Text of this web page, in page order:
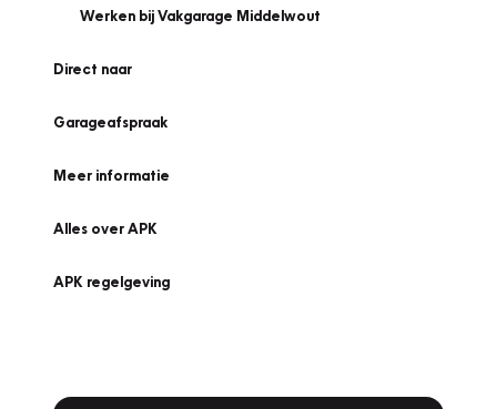
Werken bij Vakgarage Middelwout
Direct naar
Garageafspraak
Meer informatie
Alles over APK
APK regelgeving